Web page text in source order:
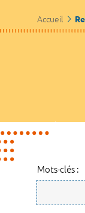
Accueil
Mots-clés :